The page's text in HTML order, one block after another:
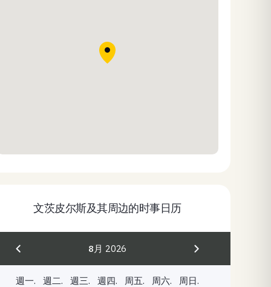
文茨皮尔斯及其周边的时事日历
8月 2026
週一. 週二. 週三. 週四. 周五. 周六. 周日.